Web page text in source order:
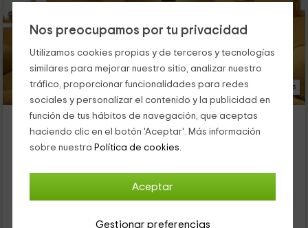
Nos preocupamos por tu privacidad
Utilizamos cookies propias y de terceros y tecnologías
similares para mejorar nuestro sitio, analizar nuestro
tráfico, proporcionar funcionalidades para redes
sociales y personalizar el contenido y la publicidad en
función de tus hábitos de navegación, que aceptas
haciendo clic en el botón 'Aceptar'. Más información
sobre nuestra Política de cookies.
Aceptar
Gestionar preferencias
16 Fotos
Ornat Etxea
Alojamiento ubicado a 8.9km de Burgui
Vidangoz, Navarra
5 habitaciones
10 personas
5 baños